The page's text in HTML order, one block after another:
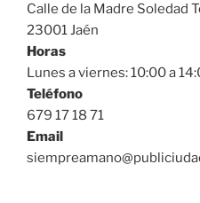
Calle de la Madre Soledad
23001 Jaén
Horas
Lunes a viernes: 10:00 a
Teléfono
679 17 18 71
Email